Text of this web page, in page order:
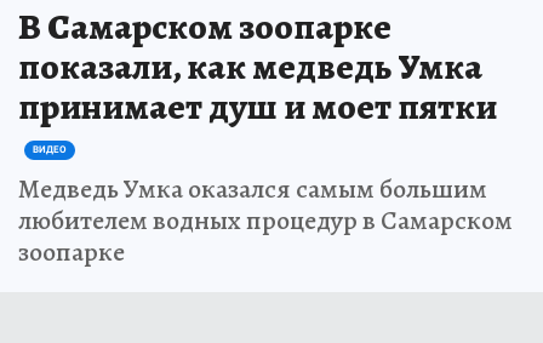
В Самарском зоопарке
показали, как медведь Умка
принимает душ и моет пятки
ВИДЕО
Медведь Умка оказался самым большим
любителем водных процедур в Самарском
зоопарке